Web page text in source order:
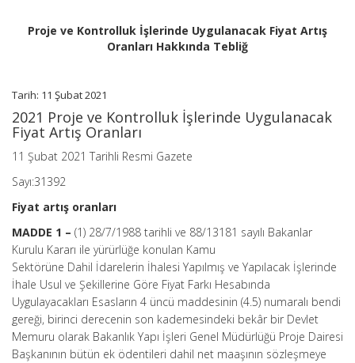
Proje ve Kontrolluk İşlerinde Uygulanacak Fiyat Artış
Oranları Hakkında Tebliğ
Tarih: 11 Şubat 2021
2021 Proje ve Kontrolluk İşlerinde Uygulanacak
Fiyat Artış Oranları
11 Şubat 2021 Tarihli Resmi Gazete
Sayı:31392
Fiyat artış oranları
MADDE 1 – (1) 28/7/1988 tarihli ve 88/13181 sayılı Bakanlar
Kurulu Kararı ile yürürlüğe konulan Kamu
Sektörüne Dahil İdarelerin İhalesi Yapılmış ve Yapılacak İşlerinde
İhale Usul ve Şekillerine Göre Fiyat Farkı Hesabında
Uygulayacakları Esasların 4 üncü maddesinin (4.5) numaralı bendi
gereği, birinci derecenin son kademesindeki bekâr bir Devlet
Memuru olarak Bakanlık Yapı İşleri Genel Müdürlüğü Proje Dairesi
Başkanının bütün ek ödentileri dahil net maaşının sözleşmeye